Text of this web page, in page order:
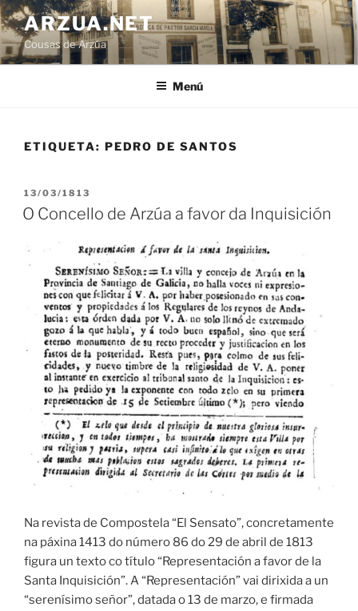
Ir
o
contido
ARZUA.NET
Cousas de Arzúa
Menú
ETIQUETA: PEDRO DE SANTOS
PUBLICADO
EN
13/03/1813
O Concello de Arzúa a favor da Inquisición
Na revista de Compostela “El Sensato”, concretamente
na páxina 1413 do número 86 do 29 de abril de 1813
figura un texto co título “Representación a favor de la
Santa Inquisición”. A “Representación” vai dirixida a un
“serenísimo señor”, datada o 13 de marzo, e firmada